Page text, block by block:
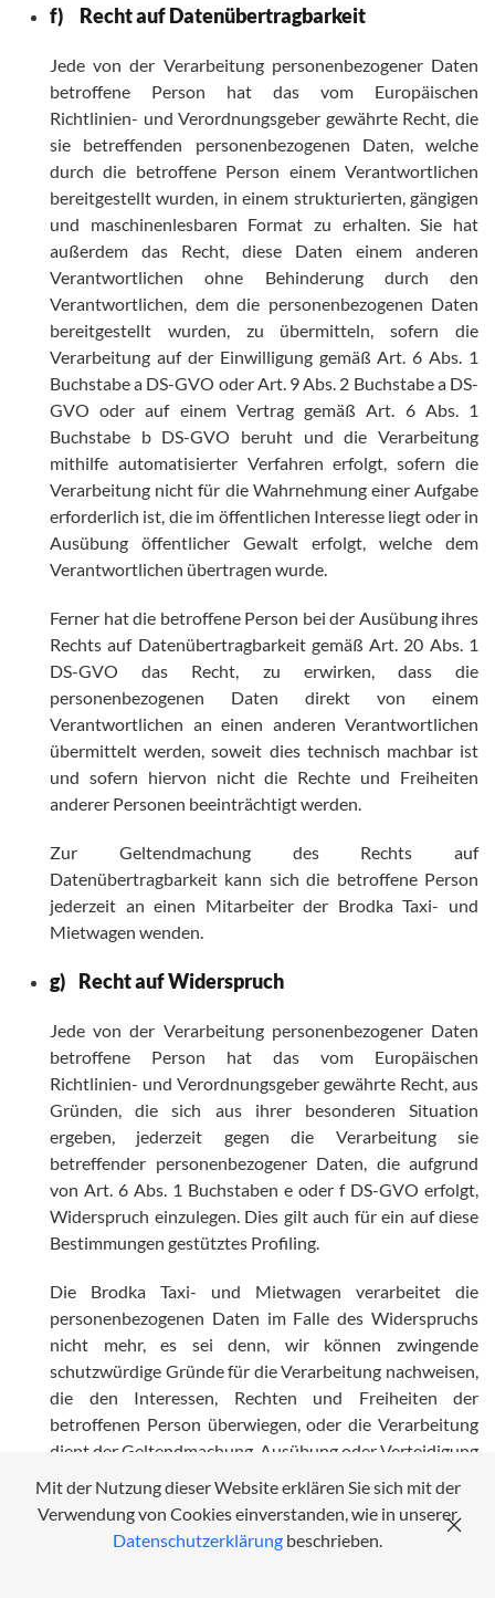
f) Recht auf Datenübertragbarkeit
Jede von der Verarbeitung personenbezogener Daten
betroffene Person hat das vom Europäischen
Richtlinien- und Verordnungsgeber gewährte Recht, die
sie betreffenden personenbezogenen Daten, welche
durch die betroffene Person einem Verantwortlichen
bereitgestellt wurden, in einem strukturierten, gängigen
und maschinenlesbaren Format zu erhalten. Sie hat
außerdem das Recht, diese Daten einem anderen
Verantwortlichen ohne Behinderung durch den
Verantwortlichen, dem die personenbezogenen Daten
bereitgestellt wurden, zu übermitteln, sofern die
Verarbeitung auf der Einwilligung gemäß Art. 6 Abs. 1
Buchstabe a DS-GVO oder Art. 9 Abs. 2 Buchstabe a DS-
GVO oder auf einem Vertrag gemäß Art. 6 Abs. 1
Buchstabe b DS-GVO beruht und die Verarbeitung
mithilfe automatisierter Verfahren erfolgt, sofern die
Verarbeitung nicht für die Wahrnehmung einer Aufgabe
erforderlich ist, die im öffentlichen Interesse liegt oder in
Ausübung öffentlicher Gewalt erfolgt, welche dem
Verantwortlichen übertragen wurde.
Ferner hat die betroffene Person bei der Ausübung ihres
Rechts auf Datenübertragbarkeit gemäß Art. 20 Abs. 1
DS-GVO das Recht, zu erwirken, dass die
personenbezogenen Daten direkt von einem
Verantwortlichen an einen anderen Verantwortlichen
übermittelt werden, soweit dies technisch machbar ist
und sofern hiervon nicht die Rechte und Freiheiten
anderer Personen beeinträchtigt werden.
Zur Geltendmachung des Rechts auf
Datenübertragbarkeit kann sich die betroffene Person
jederzeit an einen Mitarbeiter der Brodka Taxi- und
Mietwagen wenden.
g) Recht auf Widerspruch
Jede von der Verarbeitung personenbezogener Daten
betroffene Person hat das vom Europäischen
Richtlinien- und Verordnungsgeber gewährte Recht, aus
Gründen, die sich aus ihrer besonderen Situation
ergeben, jederzeit gegen die Verarbeitung sie
betreffender personenbezogener Daten, die aufgrund
von Art. 6 Abs. 1 Buchstaben e oder f DS-GVO erfolgt,
Widerspruch einzulegen. Dies gilt auch für ein auf diese
Bestimmungen gestütztes Profiling.
Die Brodka Taxi- und Mietwagen verarbeitet die
personenbezogenen Daten im Falle des Widerspruchs
nicht mehr, es sei denn, wir können zwingende
schutzwürdige Gründe für die Verarbeitung nachweisen,
die den Interessen, Rechten und Freiheiten der
betroffenen Person überwiegen, oder die Verarbeitung
dient der Geltendmachung, Ausübung oder Verteidigung
von Rechtsansprüchen.
Verarbeitet die Brodka Taxi- und Mietwagen
personenbezogene Daten, um Direktwerbung zu
Mit der Nutzung dieser Website erklären Sie sich mit der
Verwendung von Cookies einverstanden, wie in unserer
Datenschutzerklärung beschrieben.